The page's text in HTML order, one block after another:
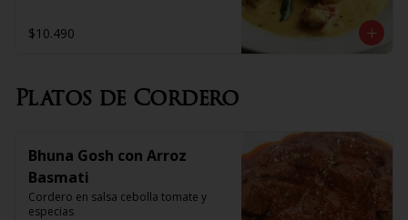
$10.490
Platos de Cordero
Bhuna Gosh con Arroz
Basmati
Cordero en salsa cebolla tomate y
especias